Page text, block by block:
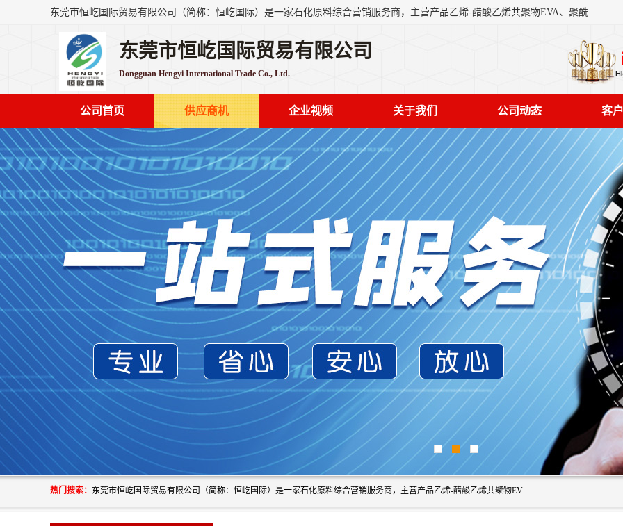
东莞市恒屹国际贸易有限公司（简称：恒屹国际）是一家石化原料综合营销服务商，主营产品乙烯-醋酸乙烯共聚物EVA、聚酰胺PA（尼龙）、醚酯型热塑弹性体TPEE等，公司秉承以市场为导向的战略思想，致力于大宗石化原料在中国市场的营销服务业务，为客户提供一站式的全面服务。
东莞市恒屹国际贸易有限公司
Dongguan Hengyi International Trade Co., Ltd.
公司首页 供应商机 企业视频 关于我们 公司动态 客
热门搜索： 东莞市恒屹国际贸易有限公司（简称：恒屹国际）是一家石化原料综合营销服务商，主营产品乙烯-醋酸乙烯共聚物EVA、聚酰胺PA（尼龙）、醚酯型热塑弹性体TPEE等，公司秉承以市场为导向的战略思想，致力于大宗石化原料在中国市场的营销服务业务，为客户提供一站式的全面服务。